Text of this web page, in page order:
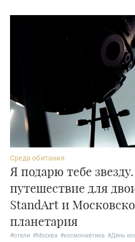
Среда обитания
Я подарю тебе
путешествие для
StandArt и
планетария
#отели #Москва #космонавтика #День